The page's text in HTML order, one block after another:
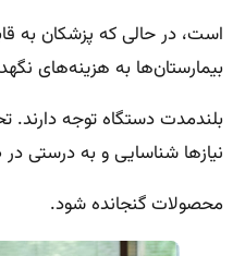
است، در حالی که پزشکان به
بیمارستان‌ها به هزینه‌های
بلندمدت دستگاه توجه دارند.
نیازها شناسایی و به درستی
محصولات گنجانده شود.